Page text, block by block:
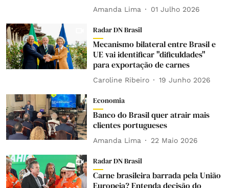
Amanda Lima 01 Julho 2026
Radar DN Brasil
Mecanismo bilateral entre Brasil e
UE vai identificar "dificuldades"
para exportação de carnes
Caroline Ribeiro 19 Junho 2026
Economia
Banco do Brasil quer atrair mais
clientes portugueses
Amanda Lima 22 Maio 2026
Radar DN Brasil
Carne brasileira barrada pela União
Europeia? Entenda decisão do